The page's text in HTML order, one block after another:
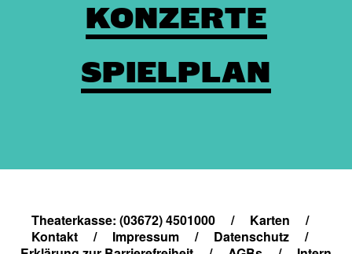
KONZERTE
SPIELPLAN
Theaterkasse: (03672) 4501000 / Karten
/
Kontakt
/ Impressum / Datenschutz
/